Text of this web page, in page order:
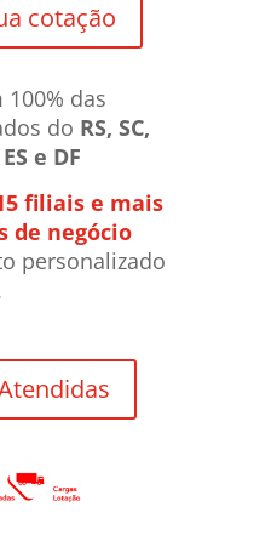
cotação
das
do RS, SC,
e DF
filiais e mais
de negócio
personalizado